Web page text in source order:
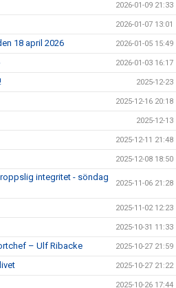
2026-01-09 21:33
2026-01-07 13:01
18 april 2026 2026-01-05 15:49
2026-01-03 16:17
2025-12-23
2025-12-16 20:18
2025-12-13
2025-12-11 21:48
2025-12-08 18:50
integritet - söndag
2025-11-06 21:28
2025-11-02 12:23
2025-10-31 11:33
– Ulf Ribacke 2025-10-27 21:59
2025-10-27 21:22
2025-10-26 17:44